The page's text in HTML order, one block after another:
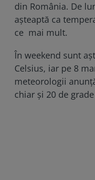
din România. De
așteaptă ca
ce mai mult.
În weekend sunt
Celsius, iar pe 8
meteorologii
chiar și 20 de